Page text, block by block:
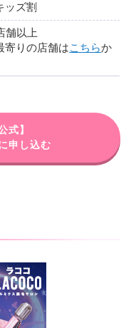
ッズ割
舗以上
寄りの店舗はこちらか
式】
申し込む